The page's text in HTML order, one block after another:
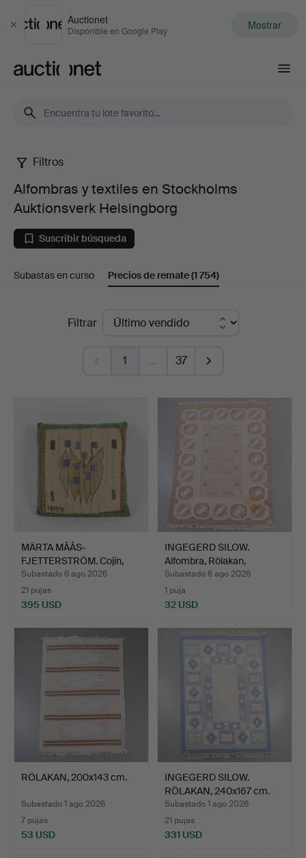
Cerrar
Auctionet
Disponible en Google Play Mostrar
Alfombras
textiles
en
Auktionsverk
Helsingborg
Filtros
Alfombras y textiles en Stockholms
Auktionsverk Helsingborg
Suscribir búsqueda
Subastas en curso Precios de remate(1 754)
Filtrar
1 … 37
MÄRTA MÅÅS-
FJETTERSTRÖM. Cojín,
"Blomlapp"…
Subastado 6 ago 2026
21 pujas
395 USD
INGEGERD SILOW.
Alfombra, Rölakan,
239x168…
Subastado 6 ago 2026
1 puja
32 USD
RÖLAKAN, 200x143 cm.
Subastado 1 ago 2026
7 pujas
53 USD
INGEGERD SILOW.
RÖLAKAN, 240x167 cm.
Subastado 1 ago 2026
21 pujas
331 USD